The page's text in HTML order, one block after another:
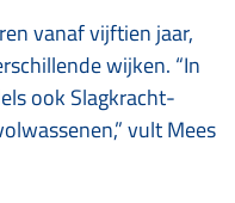
vanaf vijftien jaar,
wijken. “In
ook Slagkracht-
vult Mees